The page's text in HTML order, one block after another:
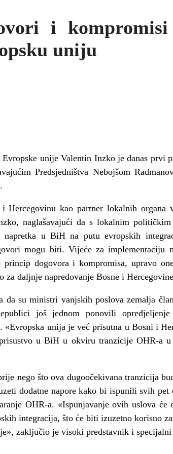
i
uniju
unije Valentin Inzko je danas prvi
Predsjedništva Nebojšom
kao partner lokalnih organa
naglašavajući da s lokalnim
napretka u BiH na putu evropskih
mogu biti. Vijeće za implementaciju
dogovora i kompromisa, upravo
za daljnje napredovanje Bosne i
su ministri vanjskih poslova zemalja
još jednom ponovili
«Evropska unija je već prisutna u Bosni i
u BiH u okviru tranzicije OHR-a
nego što ova dugoočekivana tranzicija
dodatne napore kako bi ispunili svih
OHR-a. «Ispunjavanje ovih uslova
integracija, što će biti izuzetno korisno
zaključio je visoki predstavnik i